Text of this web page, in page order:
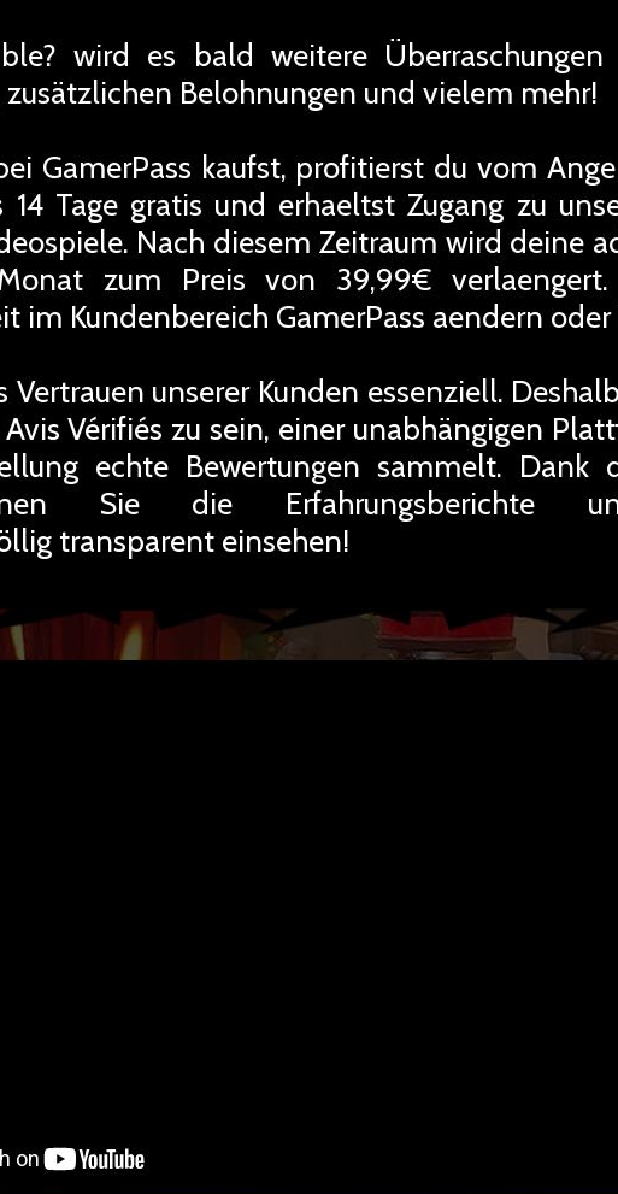
wird es bald weitere
Belohnungen und vielem mehr!
GamerPass kaufst, profitierst du vom
Tage gratis und erhaeltst Zugang zu
Nach diesem Zeitraum wird deine
zum Preis von 39,99€
im Kundenbereich GamerPass aendern
Vertrauen unserer Kunden essenziell.
Vérifiés zu sein, einer unabhängigen
echte Bewertungen sammelt. Dank
Sie die Erfahrungsberichte
transparent einsehen!